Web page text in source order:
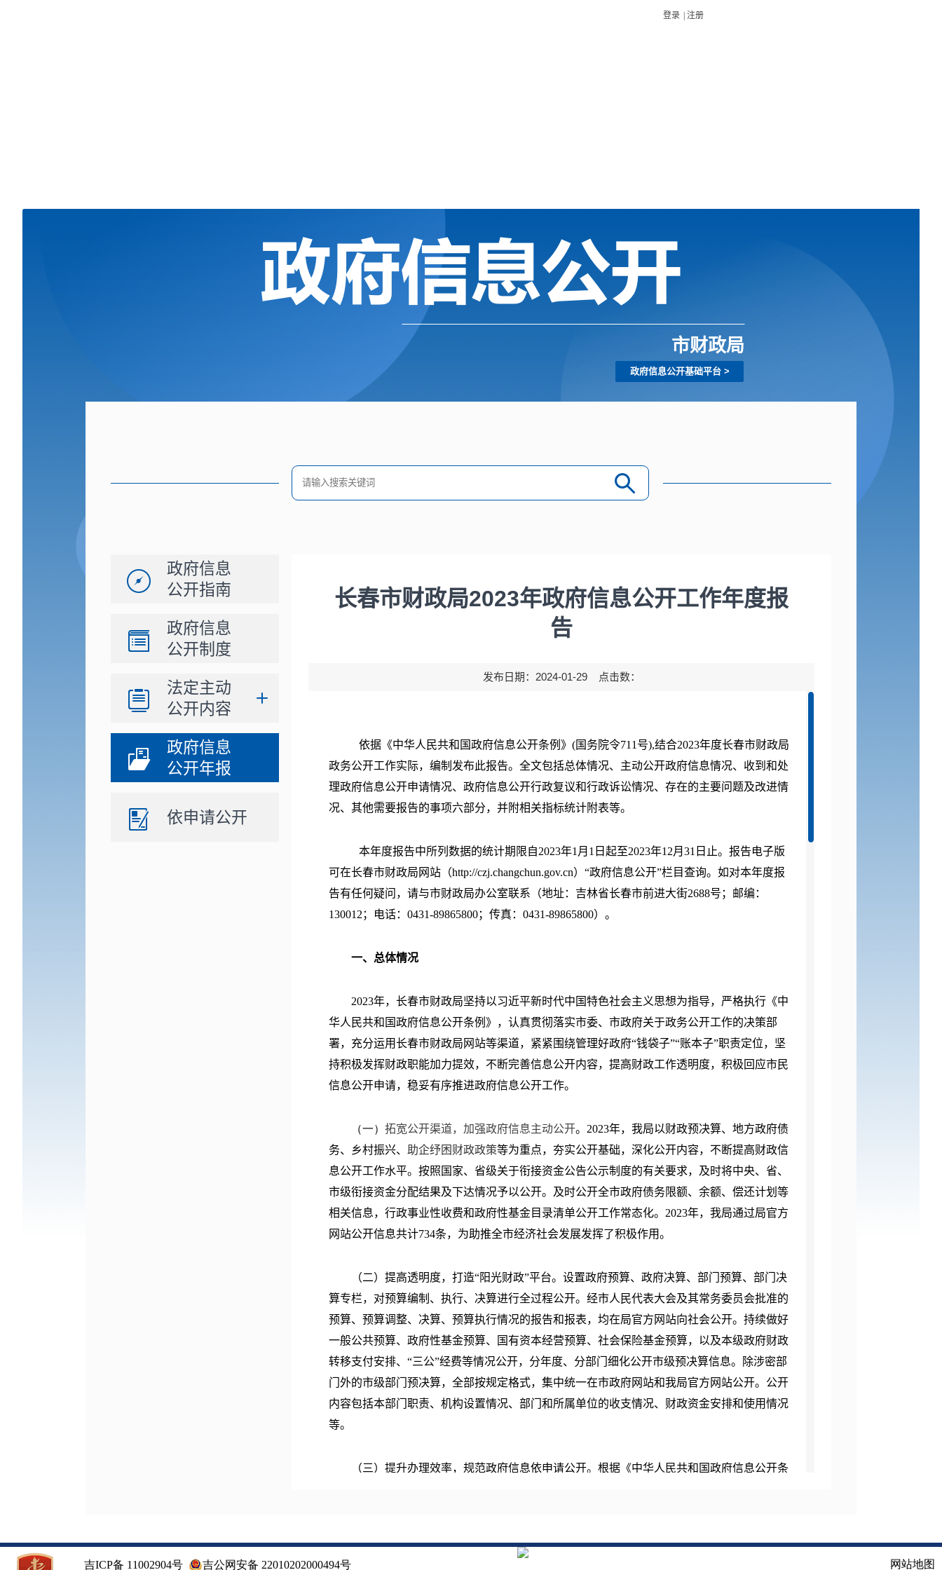
登录 注册
市财政局
政府信息公开基础平台>
政府信息
公开指南
政府信息
公开制度
法定主动
公开内容
政府信息
公开年报
依申请公开
长春市财政局2023年政府信息公开工作年度报
告
发布日期：2024-01-29 点击数：
依据《中华人民共和国政府信息公开条例》 (国务院令711 号),结合2023年度长春市财政局
政务公开工作实际，编制发布此报告。全文包括总体情况、主动公开政府信息情况、收到和处
理政府信息公开申请情况、政府信息公开行政复议和行政诉讼情况、存在的主要问题及改进情
况、其他需要报告的事项六部分，并附相关指标统计附表等。
本年度报告中所列数据的统计期限自2023年1 月 1 日起至2023年12月 31 日止。报告电子版
可在长春市财政局网站（http://czj.changchun.gov.cn）“政府信息公开”栏目查询。如对本年度报
告有任何疑问，请与市财政局办公室联系（地址：吉林省长春市前进大街2688号；邮编：
130012 ；电话： 0431-89865800；传真： 0431-89865800）。
一、总体情况
2023年，长春市财政局坚持以习近平新时代中国特色社会主义思想为指导，严格执行《中
华人民共和国政府信息公开条例》，认真贯彻落实市委、市政府关于政务公开工作的决策部
署，充分运用长春市财政局网站等渠道，紧紧围绕管理好政府“钱袋子”“账本子”职责定位，坚
持积极发挥财政职能加力提效，不断完善信息公开内容，提高财政工作透明度，积极回应市民
信息公开申请，稳妥有序推进政府信息公开工作。
（一） 拓宽公开渠道，加强政府信息主动公开。 2023年，我局以财政预决算、地方政府债
务、乡村振兴、 助企纾困财政政策等为重点，夯实公开基础，深化公开内容，不断提高财政信
息公开工作水平。按照国家、省级关于衔接资金公告公示制度的有关要求，及时将中央、省、
市级衔接资金分配结果及下达情况予以公开。及时公开全市政府债务限额、余额、偿还计划等
相关信息，行政事业性收费和政府性基金目录清单公开工作常态化。 2023年，我局通过局官方
网站公开信息共计734条，为助推全市经济社会发展发挥了积极作用。
（二） 提高透明度，打造“阳光财政”平台。 设置政府预算、政府决算、部门预算、部门决
算专栏，对预算编制、执行、决算进行全过程公开。经市人民代表大会及其常务委员会批准的
预算、预算调整、决算、预算执行情况的报告和报表，均在局官方网站向社会公开。持续做好
一般公共预算、政府性基金预算、国有资本经营预算、社会保险基金预算，以及本级政府财政
转移支付安排、“三公”经费等情况公开，分年度、分部门细化公开市级预决算信息。除涉密部
门外的市级部门预决算，全部按规定格式，集中统一在市政府网站和我局官方网站公开。公开
内容包括本部门职责、机构设置情况、部门和所属单位的收支情况、财政资金安排和使用情况
等。
（三）提升办理效率，规范政府信息依申请公开。根据《中华人民共和国政府信息公开条
政府债务、财政权责清单等信息，主要用途为申请人生活和科研需要，除结转下年度继续办理